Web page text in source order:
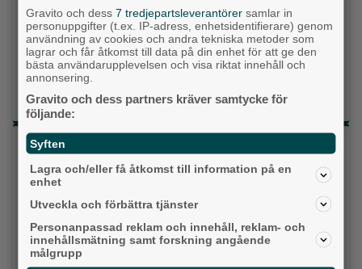
Centerpartiet
Liberalerna
Milstolpen: Ny tunnel är på plats under
Då börjar tågen rulla igen: ”Vi ligger bra i fas”
Detta händer i Alingsås 3–10 augusti
Gravito och dess7 tredjepartsleverantörer samlar in
personuppgifter (t.ex. IP-adress, enhetsidentifierare) genom
användning av cookies och andra tekniska metoder som
lagrar och får åtkomst till data på din enhet för att ge den
bästa användarupplevelsen och visa riktat innehåll och
annonsering.
Gravito och dess partners kräver samtycke för
följande:
Syften
Lagra och/eller få åtkomst till information på en
enhet
Utveckla och förbättra tjänster
Personanpassad reklam och innehåll, reklam- och
innehållsmätning samt forskning angående
målgrupp